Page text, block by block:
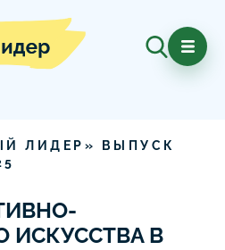
ЛИДЕР» ВЫПУСК
ИСКУССТВА В